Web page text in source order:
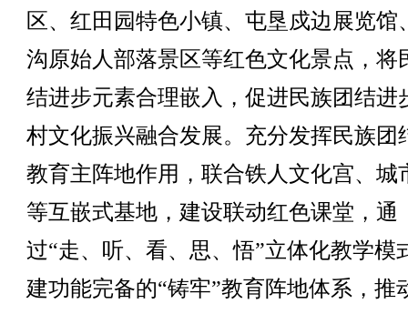
区、红田园特色小镇、屯垦戍边展览馆
沟原始人部落景区等红色文化景点，将
结进步元素合理嵌入，促进民族团结进
村文化振兴融合发展。充分发挥民族团
教育主阵地作用，联合铁人文化宫、城
等互嵌式基地，建设联动红色课堂，通
过“走、听、看、思、悟”立体化教学模
建功能完备的“铸牢”教育阵地体系，推